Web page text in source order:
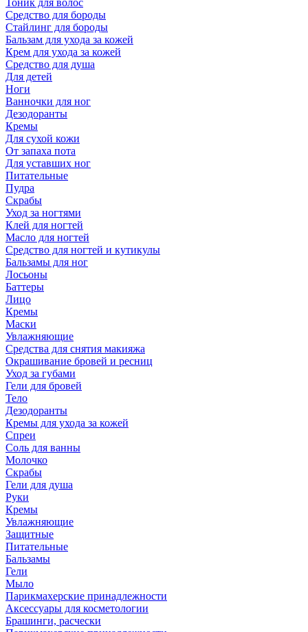
Тоник для волос
Средство для бороды
Стайлинг для бороды
Бальзам для ухода за кожей
Крем для ухода за кожей
Средство для душа
Для детей
Ноги
Ванночки для ног
Дезодоранты
Кремы
Для сухой кожи
От запаха пота
Для уставших ног
Питательные
Пудра
Скрабы
Уход за ногтями
Клей для ногтей
Масло для ногтей
Средство для ногтей и кутикулы
Бальзамы для ног
Лосьоны
Баттеры
Лицо
Кремы
Маски
Увлажняющие
Средства для снятия макияжа
Окрашивание бровей и ресниц
Уход за губами
Гели для бровей
Тело
Дезодоранты
Кремы для ухода за кожей
Спреи
Соль для ванны
Молочко
Скрабы
Гели для душа
Руки
Кремы
Увлажняющие
Защитные
Питательные
Бальзамы
Гели
Мыло
Парикмахерские принадлежности
Аксессуары для косметологии
Брашинги, расчески